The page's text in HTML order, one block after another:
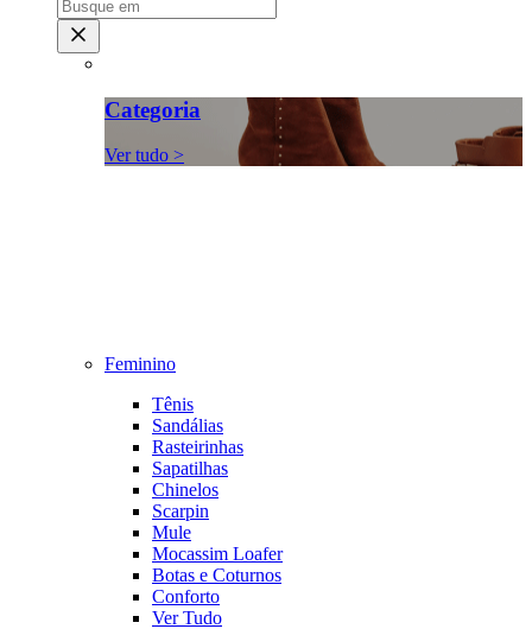
Categoria
Ver tudo >
Feminino
Tênis
Sandálias
Rasteirinhas
Sapatilhas
Chinelos
Scarpin
Mule
Mocassim Loafer
Botas e Coturnos
Conforto
Ver Tudo